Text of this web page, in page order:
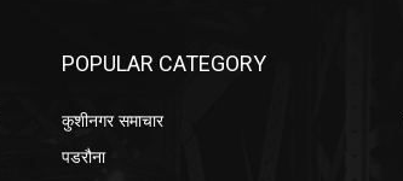
POPULAR CATEGORY
कुशीनगर समाचार
पडरौना